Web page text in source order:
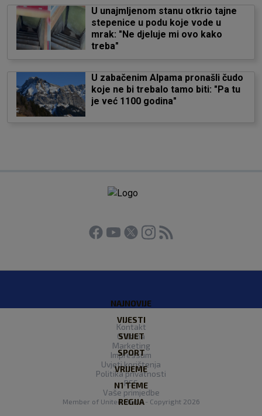
U unajmljenom stanu otkrio tajne
stepenice u podu koje vode u
mrak: "Ne djeluje mi ovo kako
treba"
U zabačenim Alpama pronašli čudo
koje ne bi trebalo tamo biti: "Pa tu
je već 1100 godina"
NAJNOVIJE
VIJESTI
SVIJET
SPORT
VRIJEME
N1 TEME
REGIJA
Kontakt
O Nama
Marketing
Impressum
Uvjeti korištenja
Politika privatnosti
RSS
Vaše primjedbe
Member of United Media- Copyright 2026